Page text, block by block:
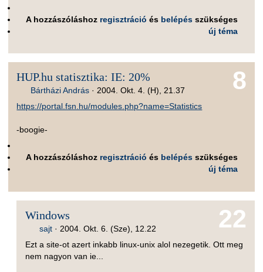
A hozzászóláshoz regisztráció és belépés szükséges
új téma
8
HUP.hu statisztika: IE: 20%
Bártházi András · 2004. Okt. 4. (H), 21.37
https://portal.fsn.hu/modules.php?name=Statistics
-boogie-
A hozzászóláshoz regisztráció és belépés szükséges
új téma
22
Windows
sajt· 2004. Okt. 6. (Sze), 12.22
Ezt a site-ot azert inkabb linux-unix alol nezegetik. Ott meg
nem nagyon van ie...